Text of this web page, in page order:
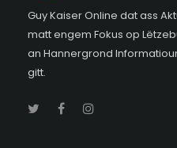
Guy Kaiser Online dat ass
matt engem Fokus op
an Hannergrond
gitt.